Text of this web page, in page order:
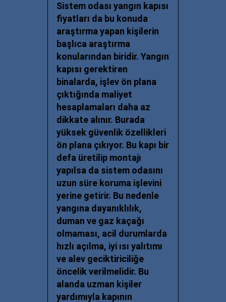
Sistem odası yangın kapısı
fiyatları da bu konuda
araştırma yapan kişilerin
başlıca araştırma
konularından biridir. Yangın
kapısı gerektiren
binalarda, işlev ön plana
çıktığında maliyet
hesaplamaları daha az
dikkate alınır. Burada
yüksek güvenlik özellikleri
ön plana çıkıyor. Bu kapı bir
defa üretilip montajı
yapılsa da sistem odasını
uzun süre koruma işlevini
yerine getirir. Bu nedenle
yangına dayanıklılık,
duman ve gaz kaçağı
olmaması, acil durumlarda
hızlı açılma, iyi ısı yalıtımı
ve alev geciktiriciliğe
öncelik verilmelidir. Bu
alanda uzman kişiler
yardımıyla kapının